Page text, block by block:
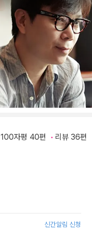
100자평 40편 리뷰 36편
신간알림 신청